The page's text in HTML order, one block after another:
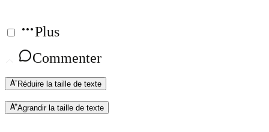
Plus
Commenter
Réduire la taille de texte
Agrandir la taille de texte